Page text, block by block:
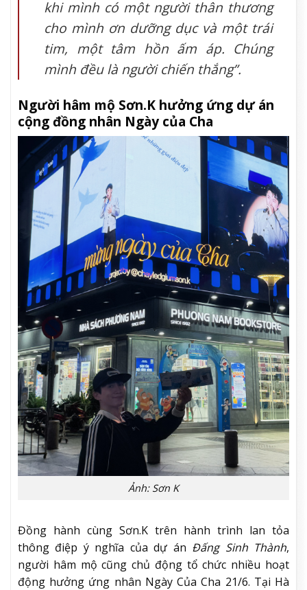
khi mình có một người thân thương
cho mình ơn dưỡng dục và một trái
tim, một tâm hồn ấm áp. Chúng
mình đều là người chiến thắng”.
Người hâm mộ Sơn.K hưởng ứng dự án
cộng đồng nhân Ngày của Cha
Ảnh: Sơn K
Đồng hành cùng Sơn.K trên hành trình lan tỏa
thông điệp ý nghĩa của dự án Đấng Sinh Thành,
người hâm mộ cũng chủ động tổ chức nhiều hoạt
động hưởng ứng nhân Ngày Của Cha 21/6. Tại Hà